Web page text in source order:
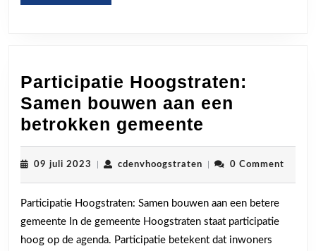
MORE
Participatie Hoogstraten:
Samen bouwen aan een
betrokken gemeente
Samen
bouwen
aan
een
09 juli 2023 cdenvhoogstratencdenvhoogstraten
0 Comment
Participatie Hoogstraten: Samen bouwen aan een betere
gemeente In de gemeente Hoogstraten staat participatie
hoog op de agenda. Participatie betekent dat inwoners